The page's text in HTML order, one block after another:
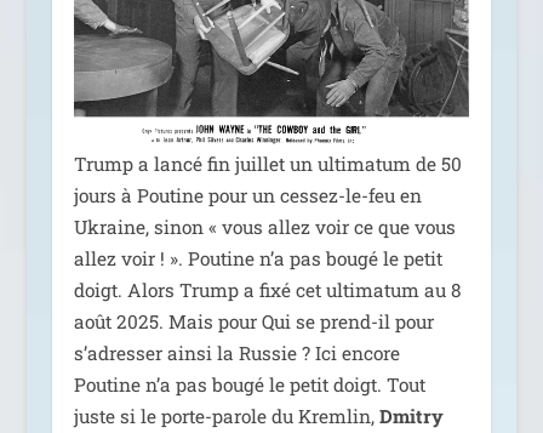
Trump a lan­cé fin juillet un ulti­ma­tum de 50
jours à Poutine pour un ces­sez-le-feu en
Ukraine, sinon « vous allez voir ce que vous
allez voir ! ». Poutine n’a pas bou­gé le petit
doigt. Alors Trump a fixé cet ulti­ma­tum au 8
août 2025. Mais pour Qui se prend-il pour
s’a­dres­ser ain­si la Russie ? Ici encore
Poutine n’a pas bou­gé le petit doigt. Tout
juste si le porte-parole du Kremlin, Dmitry